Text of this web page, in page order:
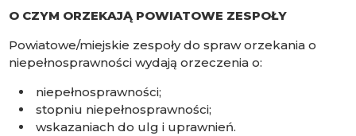
O CZYM ORZEKAJĄ POWIATOWE ZESPOŁY
Powiatowe/miejskie zespoły do spraw orzekania o
niepełnosprawności wydają orzeczenia o:
niepełnosprawności;
stopniu niepełnosprawności;
wskazaniach do ulg i uprawnień.